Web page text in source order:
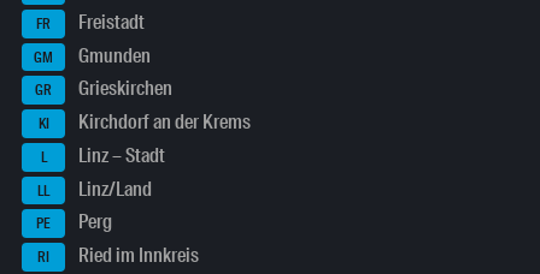
FR Freistadt
GM Gmunden
GR Grieskirchen
KI Kirchdorf an der Krems
L Linz – Stadt
LL Linz/Land
PE Perg
RI Ried im Innkreis